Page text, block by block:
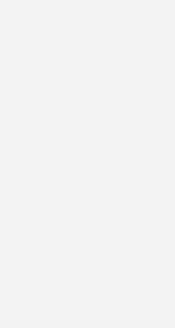
das Netz